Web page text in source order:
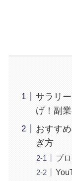
サラリ
げ！副
おすす
ぎ方
ブ